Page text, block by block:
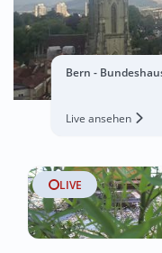
Bern -
Live ansehen
LIVE